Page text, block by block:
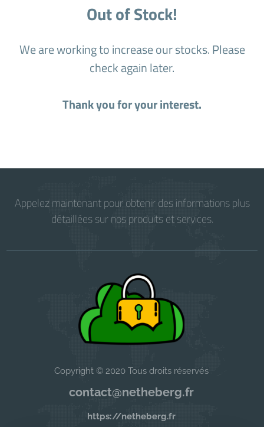
Out of Stock!
We are working to increase our stocks. Please
check again later.
Thank you for your interest.
Appelez maintenant pour obtenir des informations plus
détaillées sur nos produits et services.
Copyright © 2020 Tous droits réservés
contact@netheberg.fr
https://netheberg.fr